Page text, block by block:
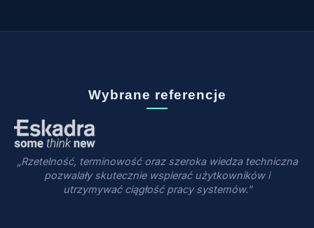
Wybrane referencje
„Rzetelność, terminowość oraz szeroka wiedza techniczna
pozwalały skutecznie wspierać użytkowników i
utrzymywać ciągłość pracy systemów.”